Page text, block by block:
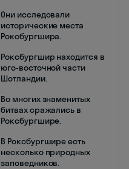
Они исследовали
исторические места
Роксбургшира.
Роксбургшир находится в
юго-восточной части
Шотландии.
Во многих знаменитых
битвах сражались в
Роксбургшире.
В Роксбургшире есть
несколько природных
заповедников.